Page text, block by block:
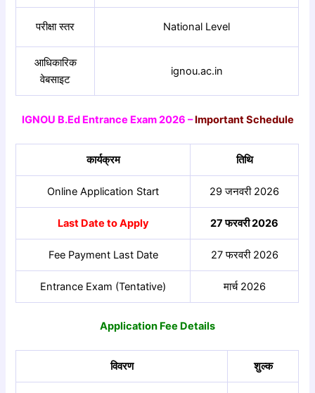
परीक्षा स्तर National Level
आधिकारिक
वेबसाइट
ignou.ac.in
IGNOU B.Ed Entrance Exam 2026 –Important Schedule
कार्यक्रम तिथि
Online Application Start 29 जनवरी 2026
Last Date to Apply 27 फरवरी 2026
Fee Payment Last Date 27 फरवरी 2026
Entrance Exam (Tentative) मार्च 2026
Application Fee Details
विवरण शुल्क